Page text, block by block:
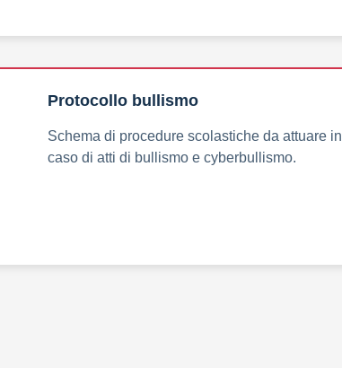
Protocollo bullismo
Schema di procedure scolastiche da attuare in
caso di atti di bullismo e cyberbullismo.